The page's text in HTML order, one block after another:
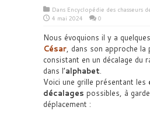
Dans Encyclopédie des chasseurs
4 mai 2024
0
Nous évoquions il y a
César, dans son approche la
consistant en un décalage du
dans l’alphabet.
Voici une grille présentant les
décalages possibles, à
déplacement :